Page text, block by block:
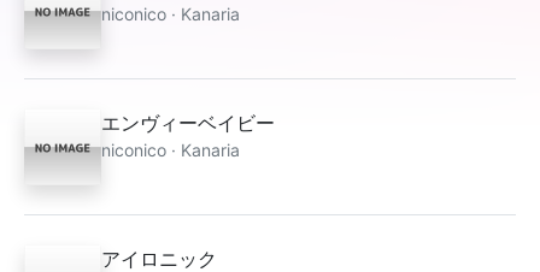
niconico · Kanaria
エンヴィーベイビー
niconico · Kanaria
アイロニック